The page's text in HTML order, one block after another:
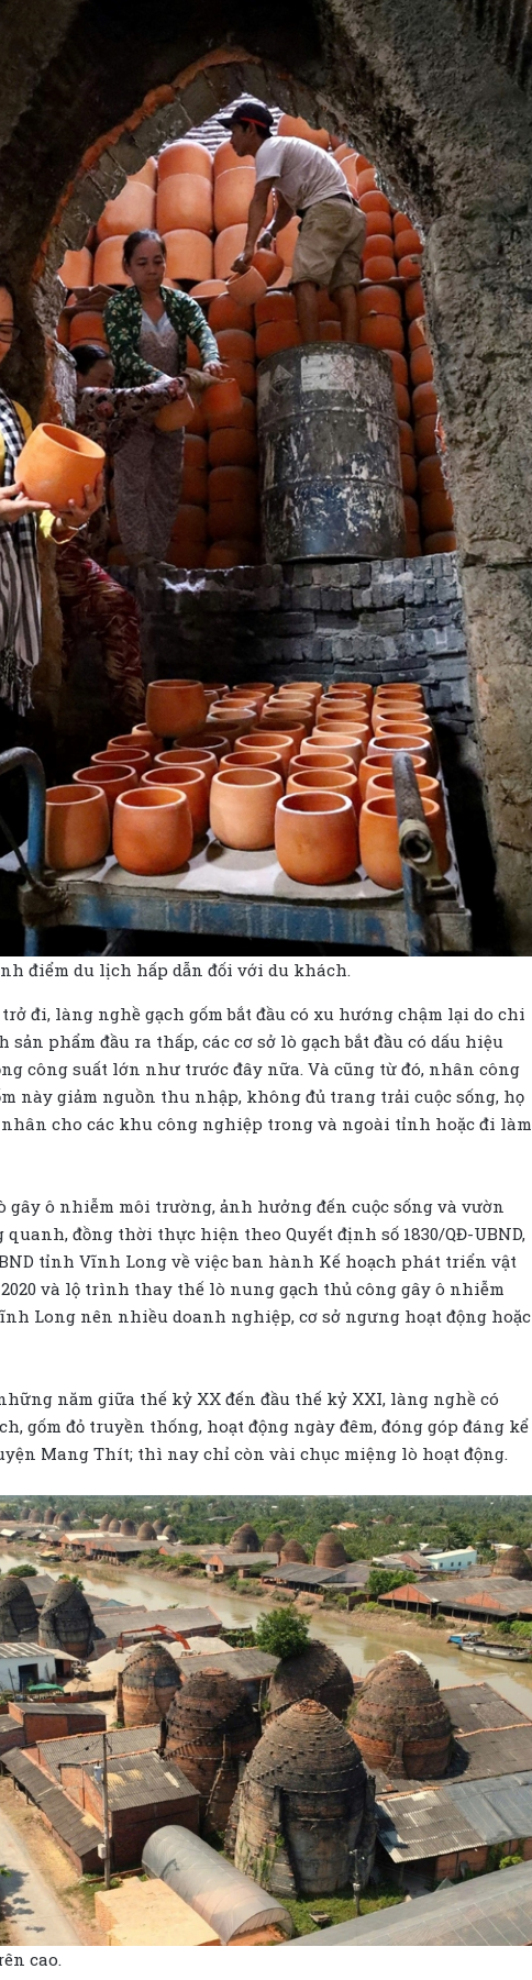
điểm du lịch hấp dẫn đối với du khách.
đi, làng nghề gạch gốm bắt đầu có xu hướng chậm lại do chi
phẩm đầu ra thấp, các cơ sở lò gạch bắt đầu có dấu hiệu
công suất lớn như trước đây nữa. Và cũng từ đó, nhân công
này giảm nguồn thu nhập, không đủ trang trải cuộc sống, họ
cho các khu công nghiệp trong và ngoài tỉnh hoặc đi làm
ô nhiễm môi trường, ảnh hưởng đến cuộc sống và vườn
đồng thời thực hiện theo Quyết định số 1830/QĐ-UBND,
tỉnh Vĩnh Long về việc ban hành Kế hoạch phát triển vật
và lộ trình thay thế lò nung gạch thủ công gây ô nhiễm
Long nên nhiều doanh nghiệp, cơ sở ngưng hoạt động hoặc
năm giữa thế kỷ XX đến đầu thế kỷ XXI, làng nghề có
gốm đỏ truyền thống, hoạt động ngày đêm, đóng góp đáng kể
Mang Thít; thì nay chỉ còn vài chục miệng lò hoạt động.
cao.